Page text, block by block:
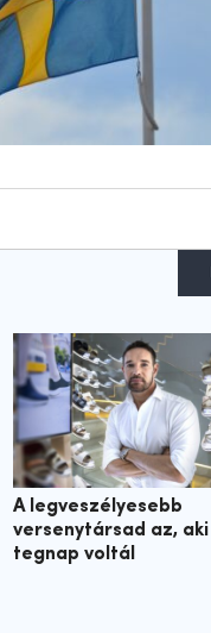
A legveszélyesebb
versenytársad az, aki
tegnap voltál